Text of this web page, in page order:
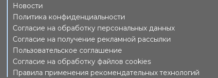
Новости
Политика конфиденциальности
Согласие на обработку персональных данных
Согласие на получение рекламной рассылки
Пользовательское соглашение
Согласие на обработку файлов cookies
Правила применения рекомендательных технологий